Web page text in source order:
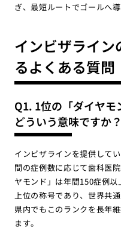
ぎ、最短ルートでゴールへ
インビザライ
るよくある質問
Q1. 1位の「ダイヤ
どういう意味ですか？
インビザラインを提供して
間の症例数に応じて歯科医
ヤモンド」は年間150症例
上位の称号であり、世界共
県内でもこのランクを長年
ます。